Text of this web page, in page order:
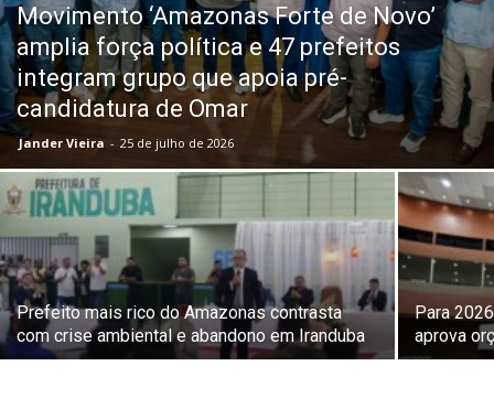
Movimento ‘Amazonas Forte de Novo’
amplia força política e 47 prefeitos
integram grupo que apoia pré-
candidatura de Omar
Jander Vieira - 25 de julho de 2026
Prefeito mais rico do Amazonas contrasta
com crise ambiental e abandono em Iranduba
Para
aprova